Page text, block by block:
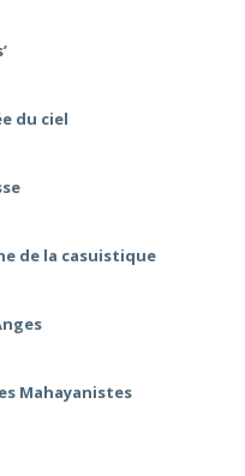
du ciel
de la casuistique
Mahayanistes